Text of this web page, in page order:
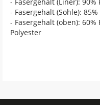
- Fasergehalt (Sohle):
- Fasergehalt (oben): 60%
Polyester